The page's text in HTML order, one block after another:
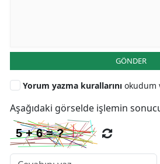
GÖNDER
Yorum yazma kurallarını okudum
Aşağıdaki görselde işlemin